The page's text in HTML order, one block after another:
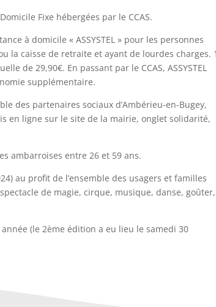
Fixe hébergées par le CCAS.
à domicile « ASSYSTEL » pour les personnes
la caisse de retraite et ayant de lourdes charges.
de 29,90€. En passant par le CCAS, ASSYSTEL
supplémentaire.
des partenaires sociaux d’Ambérieu-en-Bugey,
en ligne sur le site de la mairie, onglet solidarité,
ambarroises entre 26 et 59 ans.
au profit de l’ensemble des usagers et familles
de magie, cirque, musique, danse, goûter,
(le 2ème édition a eu lieu le samedi 30